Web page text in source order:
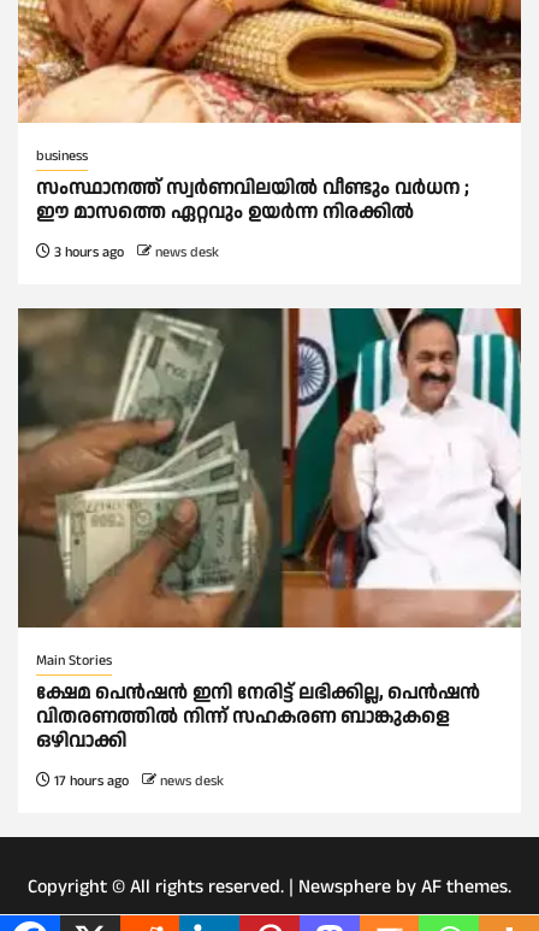
business
സംസ്ഥാനത്ത് സ്വര്‍ണവിലയില്‍ വീണ്ടും വര്‍ധന ;
ഈ മാസത്തെ ഏറ്റവും ഉയര്‍ന്ന നിരക്കില്‍
3 hours ago news desk
Main Stories
ക്ഷേമ പെൻഷൻ ഇനി നേരിട്ട് ലഭിക്കില്ല, പെൻഷൻ
വിതരണത്തില്‍ നിന്ന് സഹകരണ ബാങ്കുകളെ
ഒഴിവാക്കി
17 hours ago news desk
Copyright © All rights reserved. | Newsphere by AF themes.